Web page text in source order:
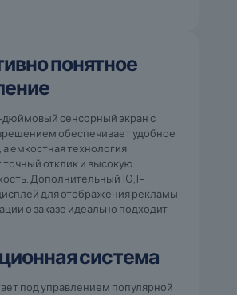
понятное
сенсорный экран с
обеспечивает удобное
емкостная технология
точный отклик и высокую
Дополнительный 10,1-
для отображения рекламы
о заказе идеально подходит
система
под управлением популярной